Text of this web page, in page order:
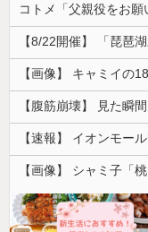
【腹筋崩壊】 見た瞬
【速報】 イオンモー